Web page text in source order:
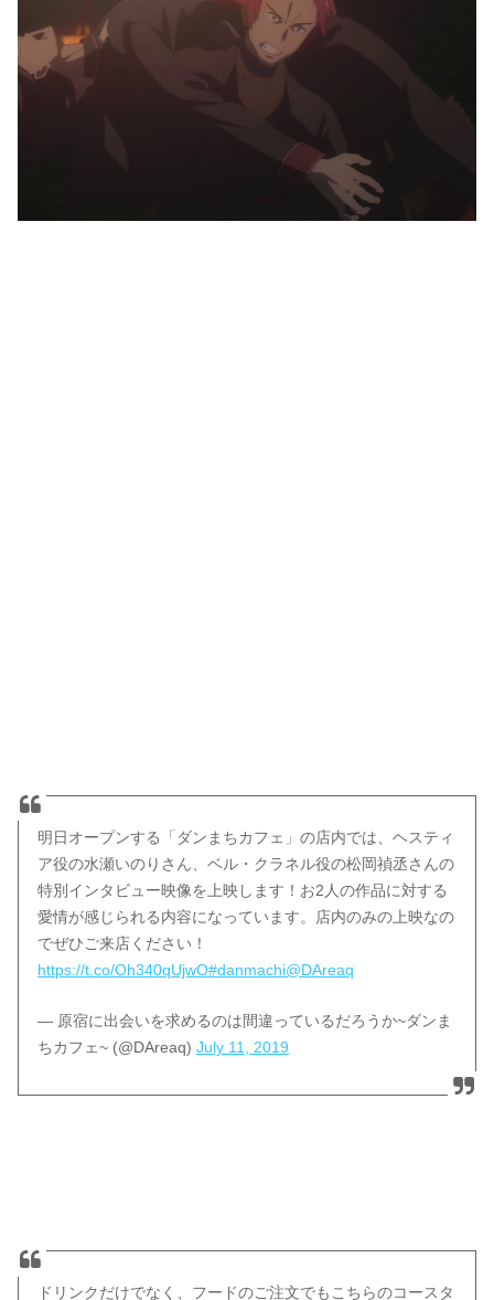
明日オープンする「ダンまちカフェ」の店内では、ヘスティ
ア役の水瀬いのりさん、ベル・クラネル役の松岡禎丞さんの
特別インタビュー映像を上映します！お2人の作品に対する
愛情が感じられる内容になっています。店内のみの上映なの
でぜひご来店ください！
https://t.co/Oh340qUjwO#danmachi@DAreaq
— 原宿に出会いを求めるのは間違っているだろうか~ダンま
ちカフェ~ (@DAreaq)July 11, 2019
ドリンクだけでなく、フードのご注文でもこちらのコースタ